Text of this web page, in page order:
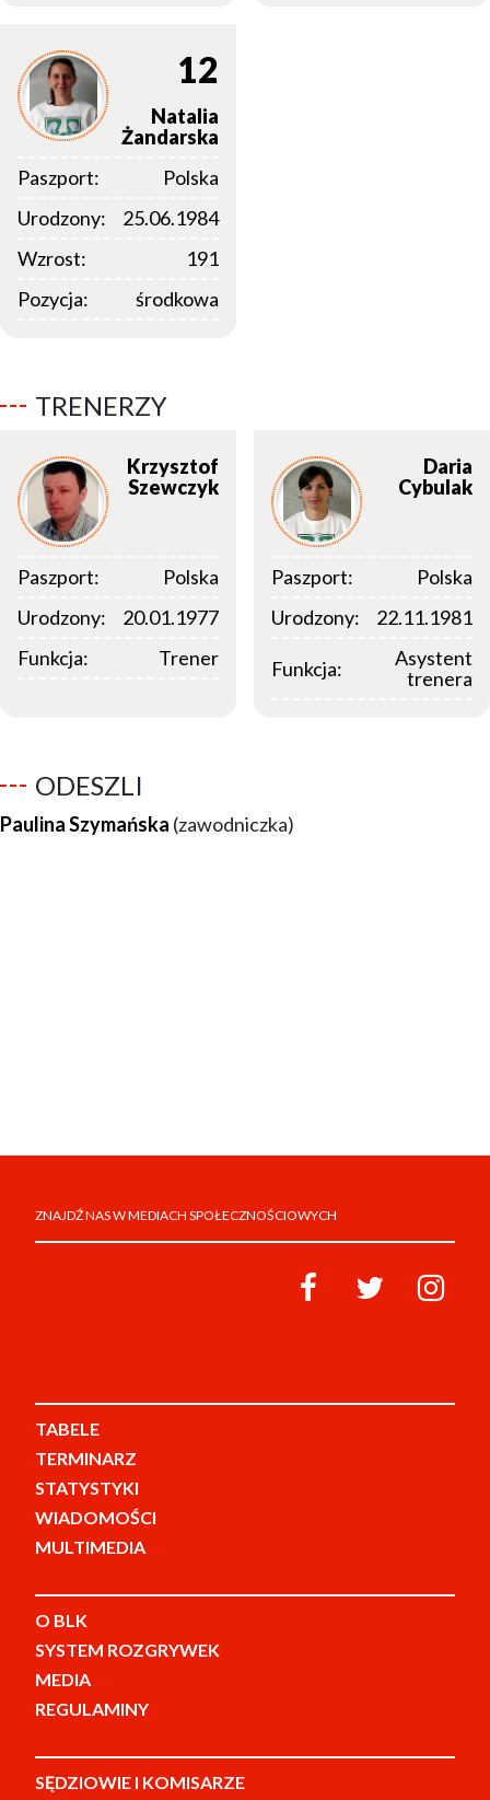
12
Natalia
Żandarska
Paszport:
Polska
Urodzony:
25.06.1984
Wzrost:
191
Pozycja:
środkowa
TRENERZY
Krzysztof
Szewczyk
Paszport:
Polska
Urodzony:
20.01.1977
Funkcja:
Trener
Daria
Cybulak
Paszport:
Polska
Urodzony:
22.11.1981
Funkcja:
Asystent
trenera
ODESZLI
Paulina Szymańska (zawodniczka)
ZNAJDŹ NAS W MEDIACH SPOŁECZNOŚCIOWYCH
TABELE
TERMINARZ
STATYSTYKI
WIADOMOŚCI
MULTIMEDIA
O BLK
SYSTEM ROZGRYWEK
MEDIA
REGULAMINY
SĘDZIOWIE I KOMISARZE